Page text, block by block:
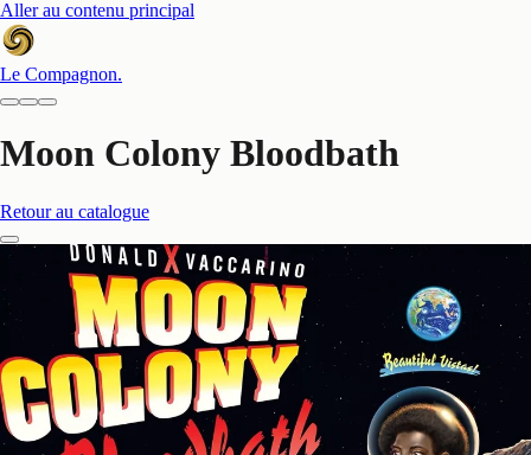
Aller au contenu principal
Le Compagnon.
Moon Colony Bloodbath
Retour au catalogue